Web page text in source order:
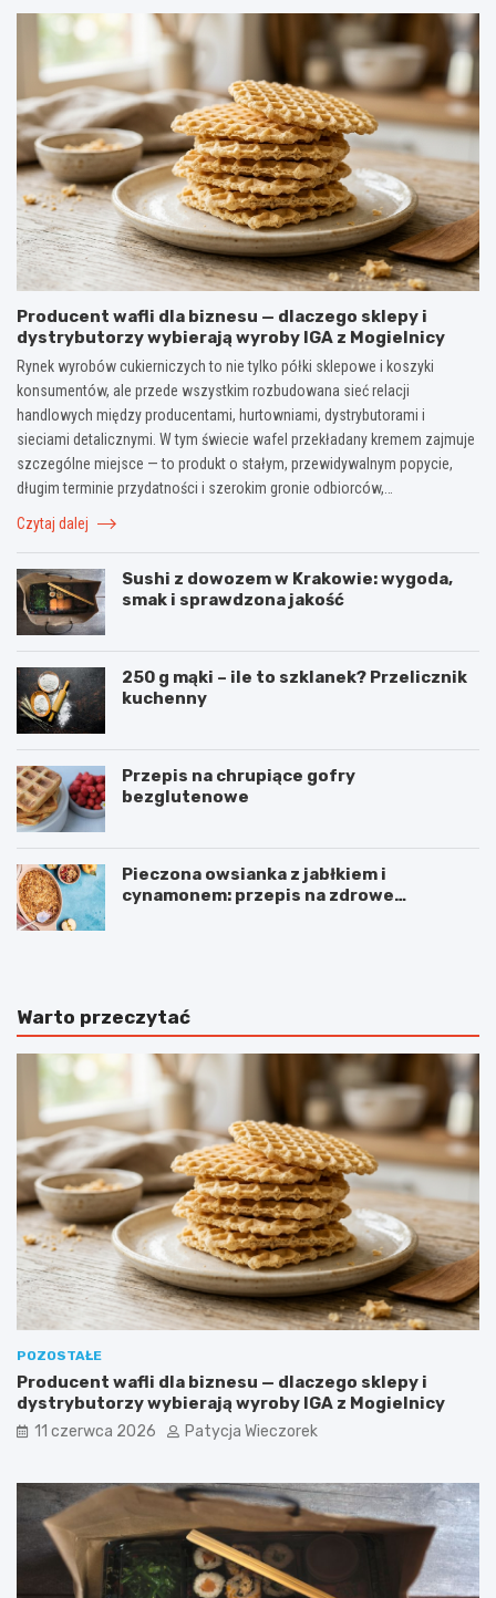
Producent wafli dla biznesu — dlaczego sklepy i
dystrybutorzy wybierają wyroby IGA z Mogielnicy
Rynek wyrobów cukierniczych to nie tylko półki sklepowe i koszyki
konsumentów, ale przede wszystkim rozbudowana sieć relacji
handlowych między producentami, hurtowniami, dystrybutorami i
sieciami detalicznymi. W tym świecie wafel przekładany kremem zajmuje
szczególne miejsce — to produkt o stałym, przewidywalnym popycie,
długim terminie przydatności i szerokim gronie odbiorców,…
Czytaj dalej
Sushi z dowozem w Krakowie: wygoda,
smak i sprawdzona jakość
250 g mąki – ile to szklanek? Przelicznik
kuchenny
Przepis na chrupiące gofry
bezglutenowe
Pieczona owsianka z jabłkiem i
cynamonem: przepis na zdrowe
Warto przeczytać
POZOSTAŁE
Producent wafli dla biznesu — dlaczego sklepy i
dystrybutorzy wybierają wyroby IGA z Mogielnicy
11 czerwca 2026 Patycja Wieczorek